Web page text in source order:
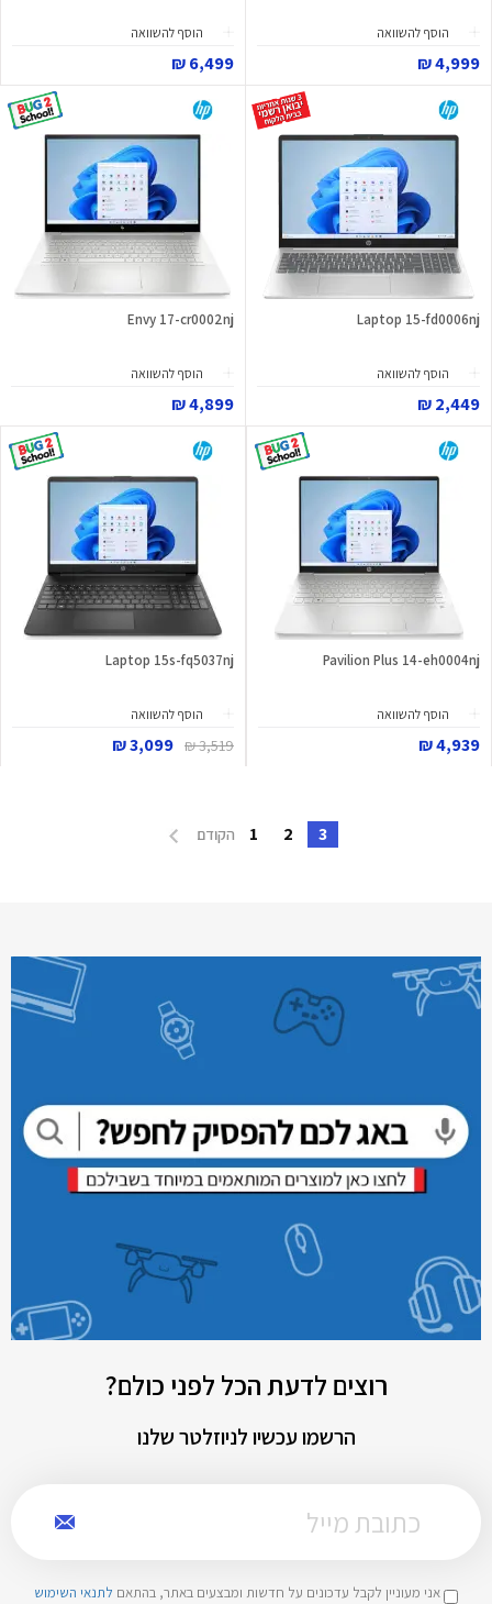
הוסף להשוואה
4,999 ₪
הוסף להשוואה
6,499 ₪
Laptop 15-fd0006nj
הוסף להשוואה
2,449 ₪
Envy 17-cr0002nj
הוסף להשוואה
4,899 ₪
Pavilion Plus 14-eh0004nj
הוסף להשוואה
4,939 ₪
Laptop 15s-fq5037nj
הוסף להשוואה
3,519 ₪
3,099 ₪
3
2
1 הקודם
רוצים לדעת הכל לפני כולם?
הרשמו עכשיו לניוזלטר שלנו
אני מעוניין לקבל עדכונים על חדשות ומבצעים באתר, בהתאם לתנאי השימוש